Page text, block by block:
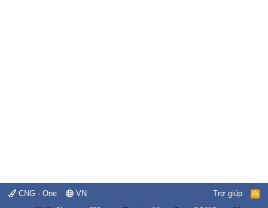
CNG - One VN Trợ giúp
R